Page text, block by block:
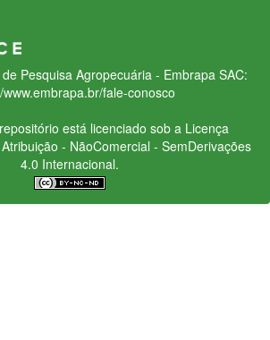
Pesquisa Agropecuária - Embrapa SAC:
www.embrapa.br/fale-conosco
está licenciado sob a Licença
- NãoComercial - SemDerivações
4.0 Internacional.